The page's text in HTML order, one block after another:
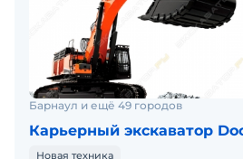
Барнаул и ещё 49 городов
Карьерный экскаватор
Новая техника